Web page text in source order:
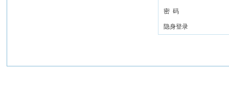
密 码
隐身登录